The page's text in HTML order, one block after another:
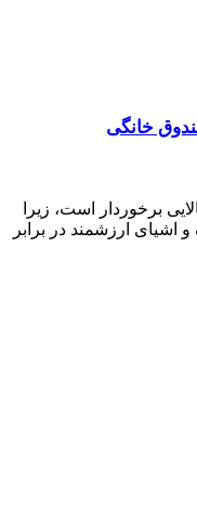
خانگی
برخوردار است، زیرا
اشیای ارزشمند در برابر